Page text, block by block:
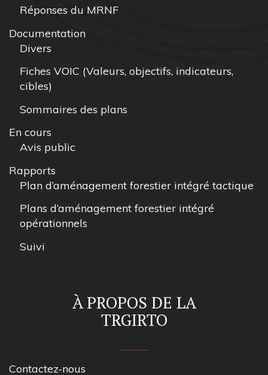
Réponses du MRNF
Documentation
Divers
Fiches VOIC (Valeurs, objectifs, indicateurs,
cibles)
Sommaires des plans
En cours
Avis public
Rapports
Plan d’aménagement forestier intégré tactique
Plans d’aménagement forestier intégré
opérationnels
Suivi
À PROPOS DE LA
TRGIRTO
Contactez-nous